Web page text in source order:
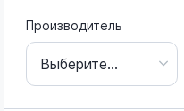
Производитель
Выберите...